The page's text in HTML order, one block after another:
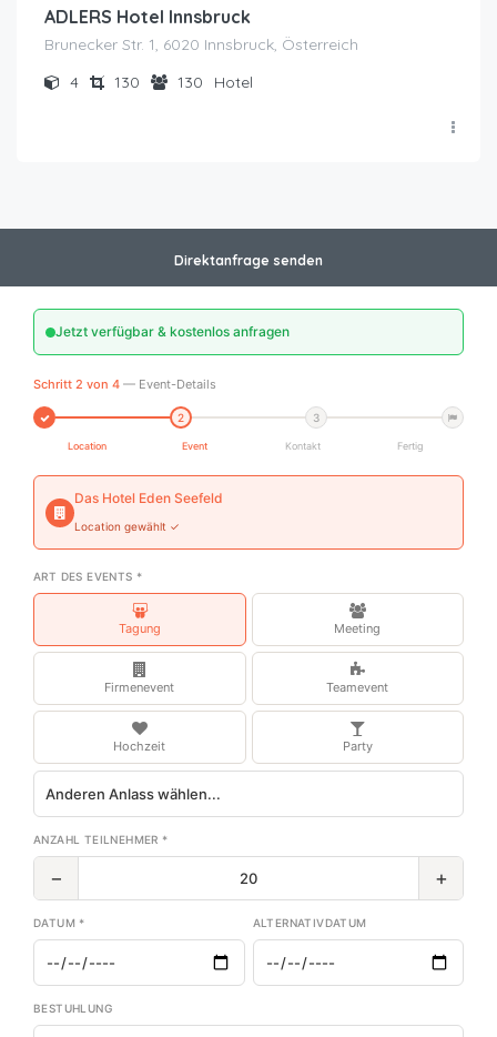
ADLERS Hotel Innsbruck
Brunecker Str. 1, 6020 Innsbruck, Österreich
4
130 130 Hotel
Direktanfrage senden
Jetzt verfügbar & kostenlos anfragen
Schritt 2 von 4 — Event-Details
2 3
Location Event Kontakt Fertig
Das Hotel Eden Seefeld
Location gewählt ✓
ART DES EVENTS *
Tagung Meeting
Firmenevent Teamevent
Hochzeit Party
ANZAHL TEILNEHMER *
− +
DATUM * ALTERNATIVDATUM
BESTUHLUNG